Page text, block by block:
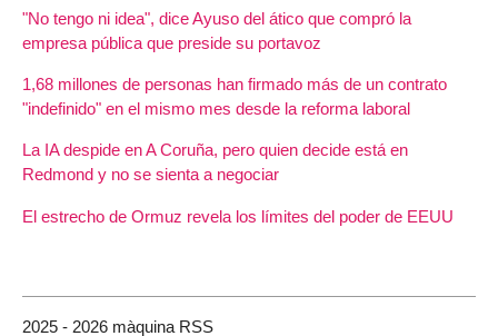
"No tengo ni idea", dice Ayuso del ático que compró la
empresa pública que preside su portavoz
1,68 millones de personas han firmado más de un contrato
"indefinido" en el mismo mes desde la reforma laboral
La IA despide en A Coruña, pero quien decide está en
Redmond y no se sienta a negociar
El estrecho de Ormuz revela los límites del poder de EEUU
2025 - 2026 màquina RSS